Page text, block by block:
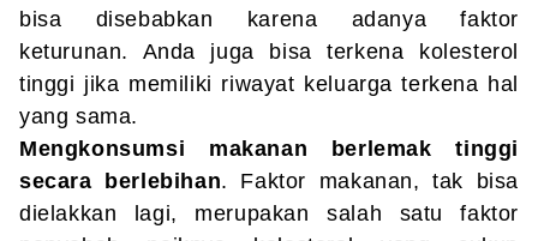
bisa disebabkan karena adanya faktor
keturunan. Anda juga bisa terkena kolesterol
tinggi jika memiliki riwayat keluarga terkena hal
yang sama.
Mengkonsumsi makanan berlemak tinggi
secara berlebihan. Faktor makanan, tak bisa
dielakkan lagi, merupakan salah satu faktor